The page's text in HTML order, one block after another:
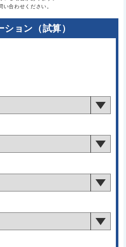
合わせください。
ョン（試算）